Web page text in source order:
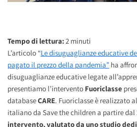
Tempo di lettura:2 minuti
L’articolo “Le disuguaglianze educative
pagato il prezzo della pandemia” ha
disuguaglianze educative legate
presentiamo l’intervento Fuoriclasse
databaseCARE. Fuoriclasse è realizzato
italiano da Save the children a partire dal
intervento, valutato da uno studio